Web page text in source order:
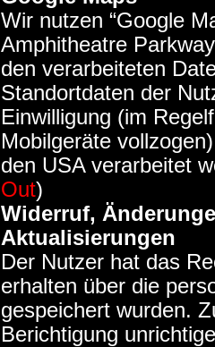
Wir nutzen “Google
Amphitheatre
den verarbeiteten
Standortdaten der
Einwilligung (im
Mobilgeräte
den USA verarbeitet
Out)
Widerruf,
Aktualisierungen
Der Nutzer hat das
erhalten über die
gespeichert wurden.
Berichtigung